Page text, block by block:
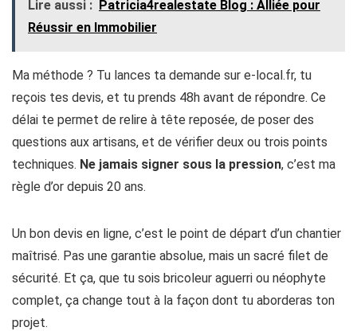
Lire aussi : Patricia4realestate Blog : Alliée pour
Réussir en Immobilier
Ma méthode ? Tu lances ta demande sur e-local.fr, tu
reçois tes devis, et tu prends 48h avant de répondre. Ce
délai te permet de relire à tête reposée, de poser des
questions aux artisans, et de vérifier deux ou trois points
techniques. Ne jamais signer sous la pression, c’est ma
règle d’or depuis 20 ans.
Un bon devis en ligne, c’est le point de départ d’un chantier
maîtrisé. Pas une garantie absolue, mais un sacré filet de
sécurité. Et ça, que tu sois bricoleur aguerri ou néophyte
complet, ça change tout à la façon dont tu aborderas ton
projet.